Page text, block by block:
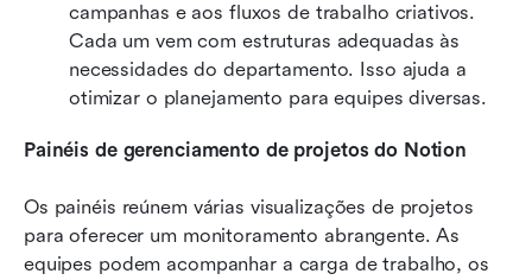
campanhas e aos fluxos de trabalho criativos.
Cada um vem com estruturas adequadas às
necessidades do departamento. Isso ajuda a
otimizar o planejamento para equipes diversas.
Painéis de gerenciamento de projetos do Notion
Os painéis reúnem várias visualizações de projetos
para oferecer um monitoramento abrangente. As
equipes podem acompanhar a carga de trabalho, os